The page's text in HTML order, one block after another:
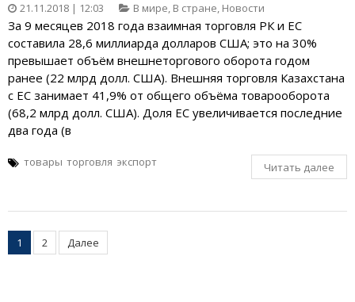
21.11.2018 | 12:03 В мире, В стране, Новости
За 9 месяцев 2018 года взаимная торговля РК и ЕС
составила 28,6 миллиарда долларов США; это на 30%
превышает объём внешнеторгового оборота годом
ранее (22 млрд долл. США). Внешняя торговля Казахстана
с ЕС занимает 41,9% от общего объёма товарооборота
(68,2 млрд долл. США). Доля ЕС увеличивается последние
два года (в
товары торговля экспорт Читать далее
Пагинация
1 2 Далее